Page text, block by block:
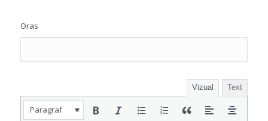
Oras
Vizual Text
Paragraf